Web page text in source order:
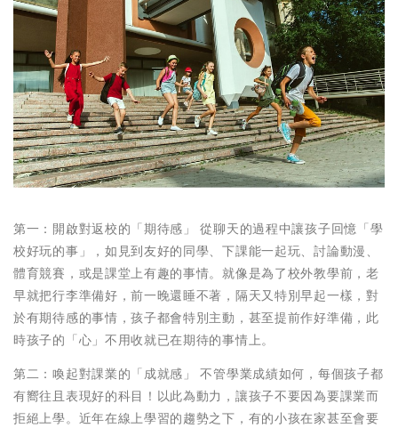
第一：開啟對返校的「期待感」 從聊天的過程中讓孩子回憶「學
校好玩的事」，如見到友好的同學、下課能一起玩、討論動漫、
體育競賽，或是課堂上有趣的事情。就像是為了校外教學前，老
早就把行李準備好，前一晚還睡不著，隔天又特別早起一樣，對
於有期待感的事情，孩子都會特別主動，甚至提前作好準備，此
時孩子的「心」不用收就已在期待的事情上。
第二：喚起對課業的「成就感」 不管學業成績如何，每個孩子都
有嚮往且表現好的科目！以此為動力，讓孩子不要因為要課業而
拒絕上學。近年在線上學習的趨勢之下，有的小孩在家甚至會要